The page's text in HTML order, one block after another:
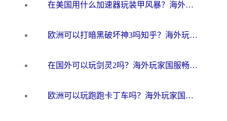
在美国用什么加速器玩装甲风暴？海外玩家亲测有效的国服游戏加速指南
欧洲可以打暗黑破坏神3吗知乎？海外玩家国服游戏加速终极指南
在国外可以玩剑灵2吗？海外玩家国服畅玩终极指南（附永恒之塔明日方舟加速方案）
欧洲可以玩跑跑卡丁车吗？海外玩家国服游戏畅玩终极指南（附QQ炫舞剑网3解决方案）